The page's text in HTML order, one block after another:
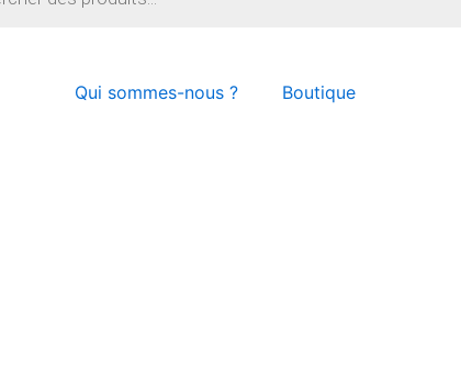
Qui sommes-nous ? Boutique